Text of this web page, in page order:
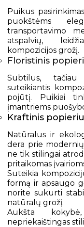
Puikus
puokštėms
transportavimo
atspalvių,
kompozicijos grožį.
Floristinis
Subtilus, tačiau
suteikiantis
pojūtį. Puikiai
įmantriems
Kraftinis
Natūralus ir
dera prie
ne tik stilingai
pritaikomas
Suteikia
formą ir apsaugo
norite sukurti
natūralų grožį.
Aukšta
nepriekaištingas